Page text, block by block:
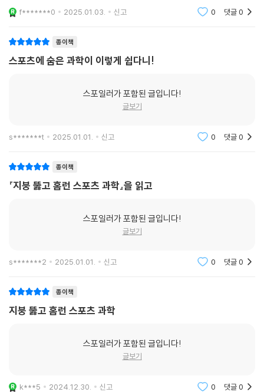
설정은 책장을 넘기는 재미를 선사하며 내용에 몰입하도록 한다. 건축과
과학, 스포츠까지 다방면에 식견을 갖춘 화자를 따라 스포츠의 역사부터
이야기를 만날 수 있다. 장마다 배치된 활기 넘치는 일러스트는 생생한 현
장의 분위기를 더해 준다.
제의식으로부터 과학적 해법을 찾아가는 이 책의 서술이 더욱 반가울 것이
다. 독자는 경기장을 만든 사람의 관점에서 오늘날 기술이 뛰어난 경기력
건축가의 제안을 따라 더 나은 경기를 위해 미래에는 어떤 기술이 필요할
작해 보자. 경기장 탐방의 흐름을 따라가면서도 각 장을 독립적으로 읽어
선으로 새로운 흥미를 발견할 수 있다. 그 시작을 함께할 과학책을 찾고 있
다면 《지붕 뚫고 홈런 스포츠 과학》을 일독해 보길 권한다.
관심을 보이더라구요.＜과학＞이라는 단어에 흥미로워
했거든요일상이 과학이 투성이라고 하지만,스포츠랑 연
강
f*******0 2025.01.03. 신고 0 댓글0
종이책
스포츠에 숨은 과학이 이렇게 쉽다니!
스포일러가 포함된 글입니다!
글보기
s*******t 2025.01.01. 신고 0 댓글0
종이책
『지붕 뚫고 홈런 스포츠 과학』을 읽고
스포일러가 포함된 글입니다!
글보기
s*******2 2025.01.01. 신고 0 댓글0
종이책
지붕 뚫고 홈런 스포츠 과학
스포일러가 포함된 글입니다!
글보기
k***5 2024.12.30. 신고 0 댓글0